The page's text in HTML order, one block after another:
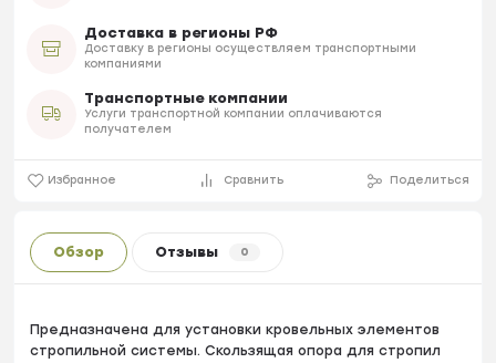
Доставка в регионы РФ
Доставку в регионы осуществляем транспортными
компаниями
Транспортные компании
Услуги транспортной компании оплачиваются
получателем
Избранное Сравнить Поделиться
Обзор Отзывы 0
Предназначена для установки кровельных элементов
стропильной системы. Скользящая опора для стропил